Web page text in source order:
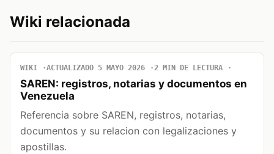
Wiki relacionada
WIKI ACTUALIZADO 5 MAYO 2026 2 MIN DE LECTURA
SAREN: registros, notarias y documentos en
Venezuela
Referencia sobre SAREN, registros, notarias,
documentos y su relacion con legalizaciones y
apostillas.